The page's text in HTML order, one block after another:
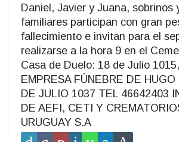
Daniel, Javier y Juana, sobrinos
familiares participan con gran
fallecimiento e invitan para el
realizarse a la hora 9 en el
Casa de Duelo: 18 de Julio
EMPRESA FÚNEBRE DE
DE JULIO 1037 TEL 46642403
DE AEFI, CETI Y
URUGUAY S.A